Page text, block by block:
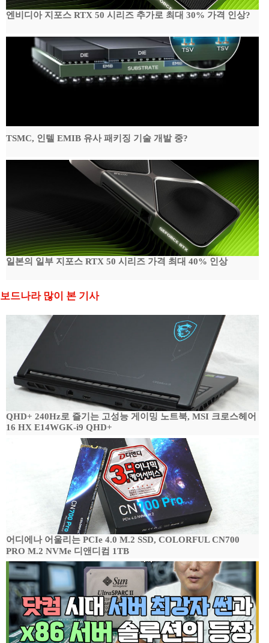
엔비디아 지포스 RTX 50 시리즈 추가로 최대 30% 가격 인상?
TSMC, 인텔 EMIB 유사 패키징 기술 개발 중?
일본의 일부 지포스 RTX 50 시리즈 가격 최대 40% 인상
보드나라 많이 본 기사
QHD+ 240Hz로 즐기는 고성능 게이밍 노트북, MSI 크로스헤어
16 HX E14WGK-i9 QHD+
어디에나 어울리는 PCIe 4.0 M.2 SSD, COLORFUL CN700
PRO M.2 NVMe 디앤디컴 1TB